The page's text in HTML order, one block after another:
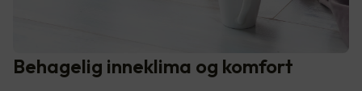
Behagelig inneklima og komfort